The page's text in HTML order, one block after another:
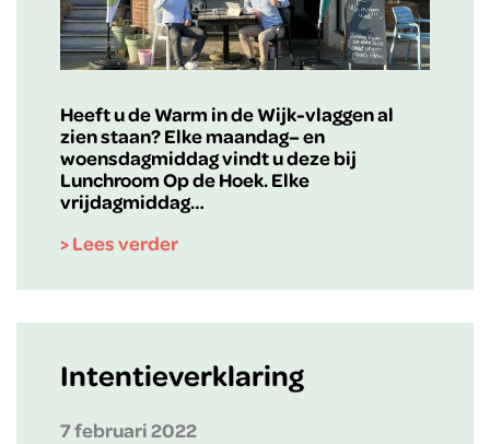
Heeft u de Warm in de Wijk-vlaggen al
zien staan? Elke maandag– en
woensdagmiddag vindt u deze bij
Lunchroom Op de Hoek. Elke
vrijdagmiddag…
> Lees verder
Intentieverklaring
7 februari 2022